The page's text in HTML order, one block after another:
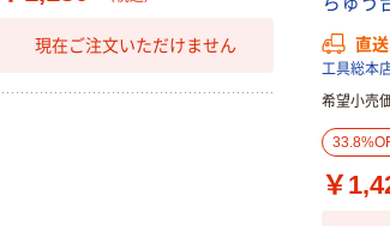
現在ご注文いただけません 直
工具総本
希望小売
￥